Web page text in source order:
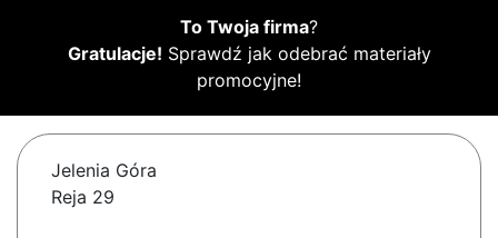
To Twoja firma?
Gratulacje! Sprawdź jak odebrać materiały
promocyjne!
Jelenia Góra
Reja 29